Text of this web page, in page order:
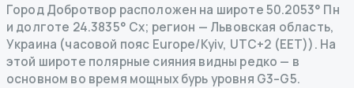
Город Добротвор расположен на широте 50.2053° Пн
и долготе 24.3835° Сх; регион — Львовская область,
Украина (часовой пояс Europe/Kyiv, UTC+2 (EET)). На
этой широте полярные сияния видны редко — в
основном во время мощных бурь уровня G3–G5.